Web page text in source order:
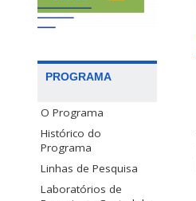
PROGRAMA
O Programa
Histórico do
Programa
Linhas de Pesquisa
Laboratórios de